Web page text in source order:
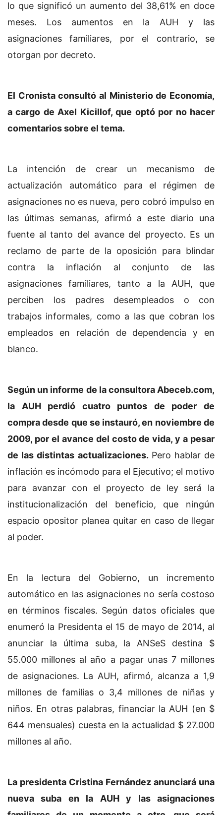
lo que significó un aumento del 38,61% en doce
meses. Los aumentos en la AUH y las
asignaciones familiares, por el contrario, se
otorgan por decreto.
El Cronista consultó al Ministerio de Economía,
a cargo de Axel Kicillof, que optó por no hacer
comentarios sobre el tema.
La intención de crear un mecanismo de
actualización automático para el régimen de
asignaciones no es nueva, pero cobró impulso en
las últimas semanas, afirmó a este diario una
fuente al tanto del avance del proyecto. Es un
reclamo de parte de la oposición para blindar
contra la inflación al conjunto de las
asignaciones familiares, tanto a la AUH, que
perciben los padres desempleados o con
trabajos informales, como a las que cobran los
empleados en relación de dependencia y en
blanco.
Según un informe de la consultora Abeceb.com,
la AUH perdió cuatro puntos de poder de
compra desde que se instauró, en noviembre de
2009, por el avance del costo de vida, y a pesar
de las distintas actualizaciones. Pero hablar de
inflación es incómodo para el Ejecutivo; el motivo
para avanzar con el proyecto de ley será la
institucionalización del beneficio, que ningún
espacio opositor planea quitar en caso de llegar
al poder.
En la lectura del Gobierno, un incremento
automático en las asignaciones no sería costoso
en términos fiscales. Según datos oficiales que
enumeró la Presidenta el 15 de mayo de 2014, al
anunciar la última suba, la ANSeS destina $
55.000 millones al año a pagar unas 7 millones
de asignaciones. La AUH, afirmó, alcanza a 1,9
millones de familias o 3,4 millones de niñas y
niños. En otras palabras, financiar la AUH (en $
644 mensuales) cuesta en la actualidad $ 27.000
millones al año.
La presidenta Cristina Fernández anunciará una
nueva suba en la AUH y las asignaciones